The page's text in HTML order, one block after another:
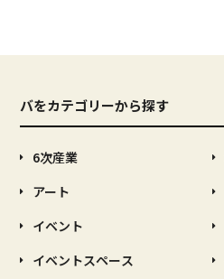
バをカテゴリーから探す
6次産業
アート
イベント
イベントスペース